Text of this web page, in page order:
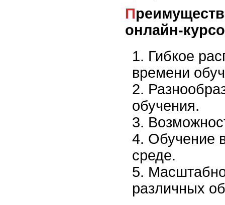
Преимущества интерактивных
онлайн-
Гибкое
времени
обучения.
Обучение
среде.
различных